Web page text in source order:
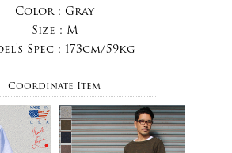
Color : Gray
Size : M
Spec : 173cm/59kg
Coordinate Item